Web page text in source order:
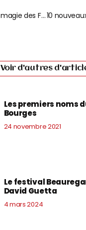
Découvrez la magie des Francofolies avec les premiers artistes de l’édition 2025
Voir d'autres
Les premiers noms
Bourges
24 novembre 2021
Le festival
David Guetta
4 mars 2024